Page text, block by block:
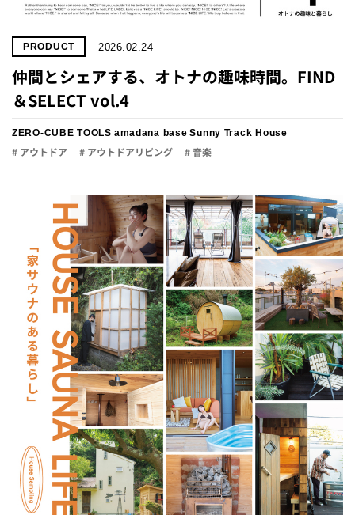
PRODUCT 2026.02.24
仲間とシェアする、オトナの趣味時間。FIND
＆SELECT vol.4
ZERO-CUBE TOOLS amadana base Sunny Track House
# アウトドア # アウトドアリビング # 音楽